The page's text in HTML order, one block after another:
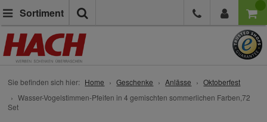
Sortiment
Sie befinden sich hier: Home Geschenke Anlässe
Oktoberfest
Wasser-Vogelstimmen-Pfeifen in 4 gemischten sommerlichen Farben,72
Set